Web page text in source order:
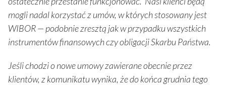
mogli nadal korzystać z umów, w których stosowany jest
WIBOR — podobnie zresztą jak w przypadku wszystkich
instrumentów finansowych czy obligacji Skarbu Państwa.
Jeśli chodzi o nowe umowy zawierane obecnie przez
klientów, z komunikatu wynika, że do końca grudnia tego